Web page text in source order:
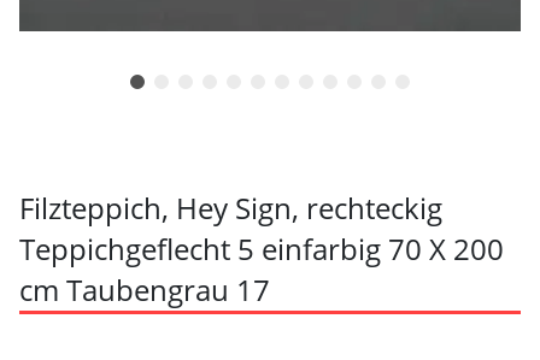
Filzteppich, Hey Sign, rechteckig
Teppichgeflecht 5 einfarbig 70 X 200
cm Taubengrau 17